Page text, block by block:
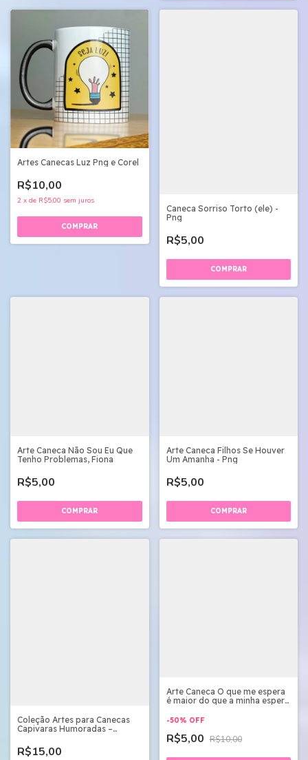
Artes Canecas Luz Png e Corel
R$10,00
2 x de R$5,00 sem juros
Caneca Sorriso Torto (ele) -
Png
R$5,00
Arte Caneca Não Sou Eu Que
Tenho Problemas, Fiona
R$5,00
Arte Caneca Filhos Se Houver
Um Amanha - Png
R$5,00
Coleção Artes para Canecas
Capivaras Humoradas –
R$15,00
Arte Caneca O que me espera
é maior do que a minha espera
-50% OFF
R$5,00 R$10,00